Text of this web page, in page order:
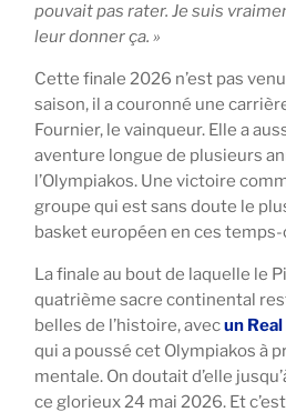
pouvait pas rater. Je suis
leur donner ça. »
Cette finale 2026 n’est pas
saison, il a couronné une
Fournier, le vainqueur. Elle a
aventure longue de plusieurs
l’Olympiakos. Une victoire
groupe qui est sans doute le
basket européen en ces temps-
La finale au bout de laquelle le
quatrième sacre continental
belles de l’histoire, avecun
qui a poussé cet Olympiakos à
mentale. On doutait d’elle
ce glorieux 24 mai 2026. Et